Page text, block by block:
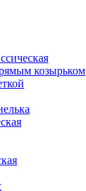
козырьком